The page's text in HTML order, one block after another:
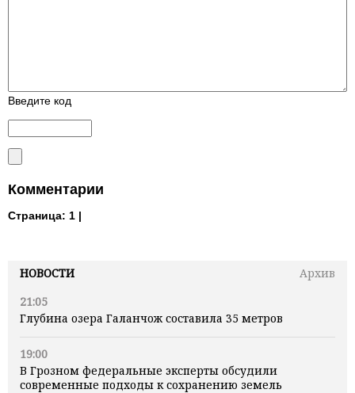
НОВОСТИ
Архив
21:05
Глубина озера Галанчож составила 35 метров
19:00
В Грозном федеральные эксперты обсудили
современные подходы к сохранению земель
Введите код
Комментарии
Страница: 1 |